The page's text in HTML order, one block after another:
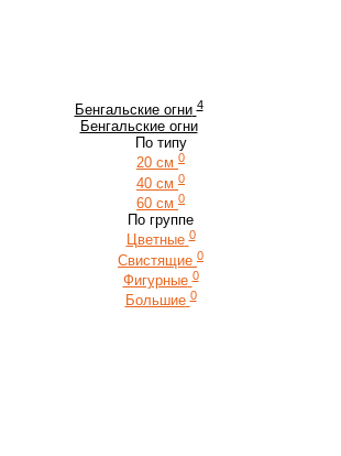
Бенгальские огни 4
Бенгальские огни
По типу
20 см 0
40 см 0
60 см 0
По группе
Цветные 0
Свистящие 0
Фигурные 0
Большие 0